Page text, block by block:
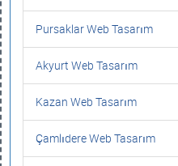
Pursaklar Web Tasarım
Akyurt Web Tasarım
Kazan Web Tasarım
Çamlıdere Web Tasarım